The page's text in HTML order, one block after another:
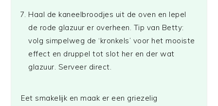
Haal de kaneelbroodjes uit de oven en lepel
de rode glazuur er overheen. Tip van Betty:
volg simpelweg de ‘kronkels’ voor het mooiste
effect en druppel tot slot her en der wat
glazuur. Serveer direct.
Eet smakelijk en maak er een griezelig